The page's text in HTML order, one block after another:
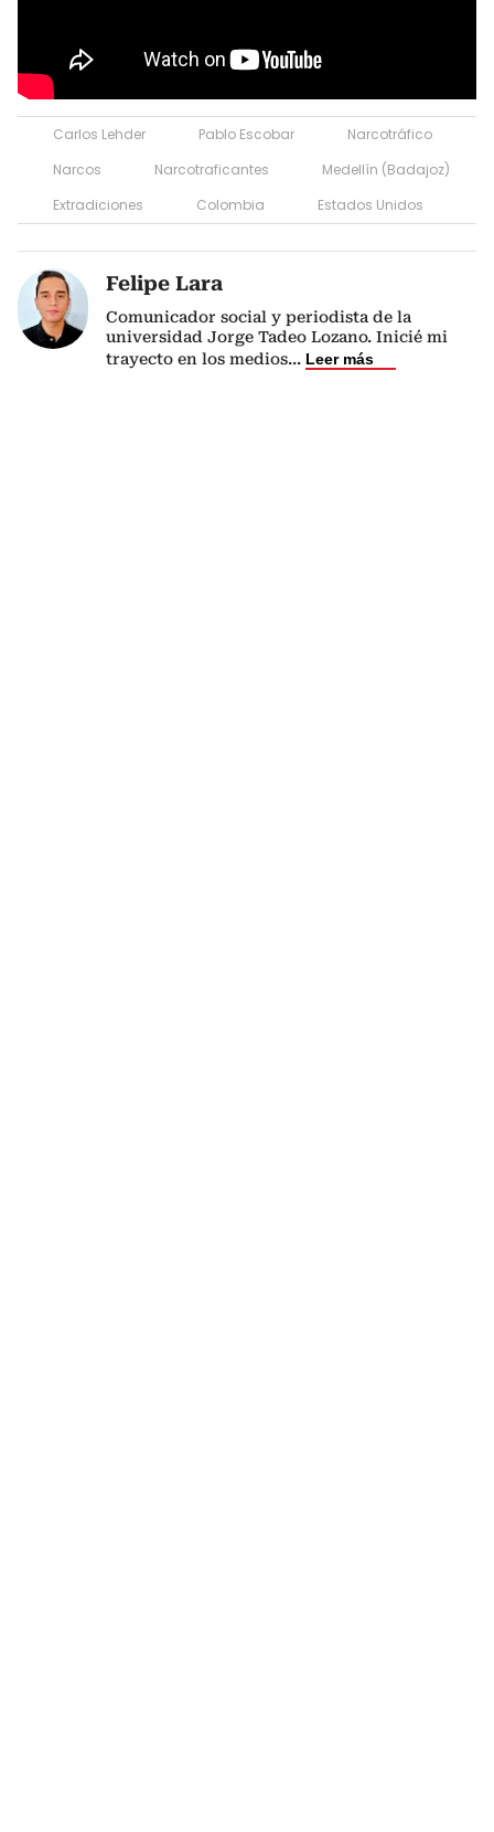
Carlos Lehder Pablo Escobar
Narcotráfico
Narcos
Narcotraficantes
Medellín (Badajoz)
Extradiciones
Colombia Estados Unidos
Felipe Lara
Comunicador social y periodista de la
universidad Jorge Tadeo Lozano. Inicié mi
trayecto en los medios... Leer más